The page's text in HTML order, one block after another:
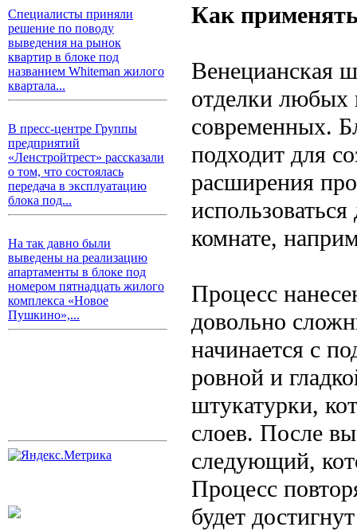
Специалисты приняли
решение по поводу
выведения на рынок
квартир в блоке под
названием Whiteman жилого
квартала...
В пресс-центре Группы
предприятий
«Ленстройтрест» рассказали
о том, что состоялась
передача в эксплуатацию
блока под...
На так давно были
выведены на реализацию
апартаменты в блоке под
номером пятнадцать жилого
комплекса «Новое
Пушкино»,...
Как
Венецианская
отделки любых
современных.
подходит для
расширения
комнате,
Процесс
довольно
начинается с
ровной и
штукатурки,
слоев. После
следующий,
Процесс
будет